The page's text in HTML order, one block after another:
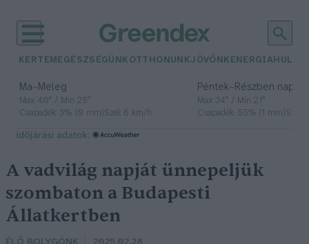
KERTEM EGÉSZSÉGÜNK OTTHONUNKJÖVŐNK ENERGIA
Ma– Meleg
Max 40° / Min 25°
Csapadék: 3% (0 mm)Szél: 6 km/h
Péntek– Részben
Max 34° / Min 21°
Csapadék: 55% (1 mm)Szél:
időjárási adatok:
A vadvilág napját ünnepeljük
szombaton a Budapesti
Állatkertben